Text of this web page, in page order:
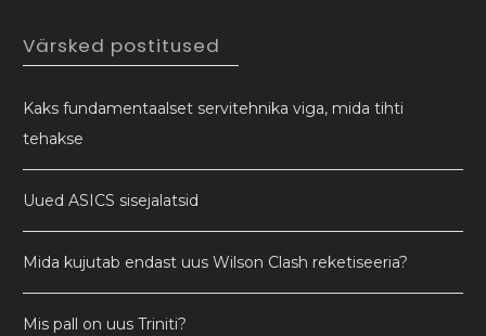
Värsked postitused
Kaks fundamentaalset servitehnika viga, mida tihti
tehakse
Uued ASICS sisejalatsid
Mida kujutab endast uus Wilson Clash reketiseeria?
Mis pall on uus Triniti?